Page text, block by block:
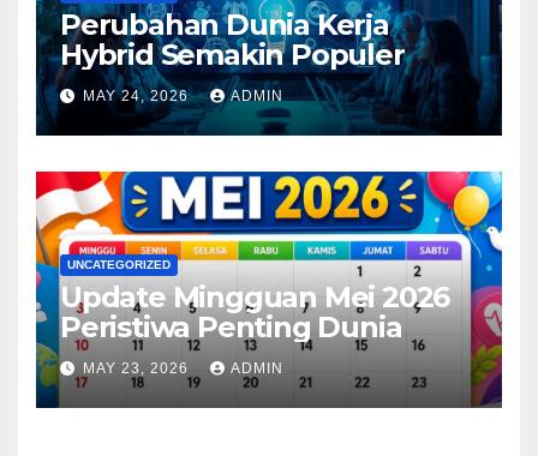
Perubahan Dunia Kerja
Hybrid Semakin Populer
MAY 24, 2026 ADMIN
UNCATEGORIZED
Update Mingguan Mei 2026
Peristiwa Penting Dunia
MAY 23, 2026 ADMIN